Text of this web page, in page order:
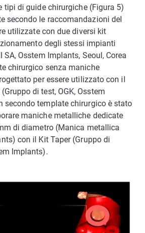
tipi di guide chirurgiche (Figura 5)
secondo le raccomandazioni del
utilizzate con due diversi kit
degli stessi impianti
Osstem Implants, Seoul, Corea
chirurgico senza maniche
per essere utilizzato con il
di test, OGK, Osstem
secondo template chirurgico è stato
maniche metalliche dedicate
di diametro (Manica metallica
con il Kit Taper (Gruppo di
Implants).